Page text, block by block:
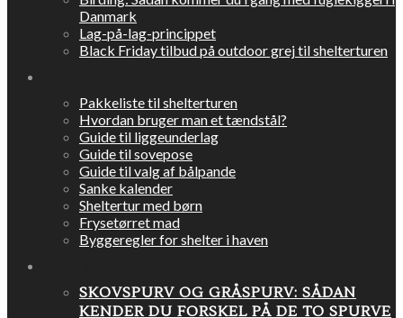
Danmark
Lag-på-lag-princippet
Black Friday tilbud på outdoor grej til shelterturen
Pakkeliste til shelterturen
Hvordan bruger man et tændstål?
Guide til liggeunderlag
Guide til sovepose
Guide til valg af bålpande
Sanke kalender
Sheltertur med børn
Frysetørret mad
Byggeregler for shelter i haven
SKOVSPURV OG GRÅSPURV: SÅDAN
KENDER DU FORSKEL PÅ DE TO SPURVE